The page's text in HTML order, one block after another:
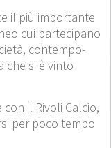
il più importante
cui partecipano
contempo­
che si è vinto
il Rivoli Calcio,
per poco tempo